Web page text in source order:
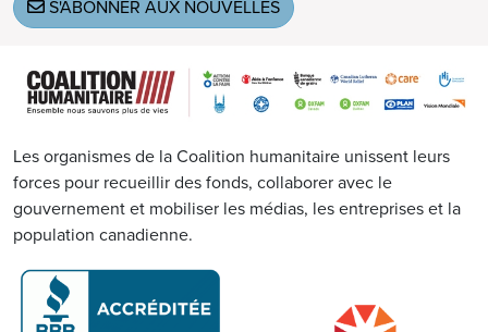
S'ABONNER AUX NOUVELLES
Image
Les organismes de la Coalition humanitaire unissent leurs
forces pour recueillir des fonds, collaborer avec le
gouvernement et mobiliser les médias, les entreprises et la
population canadienne.
Image